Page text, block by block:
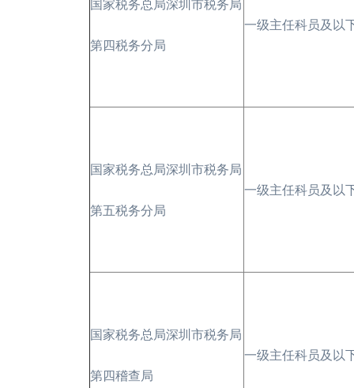
国家税务总局深圳市税务局
第四税务分局
一级主任科员及以
国家税务总局深圳市税务局
第五税务分局
一级主任科员及以
国家税务总局深圳市税务局
第四稽查局
一级主任科员及以